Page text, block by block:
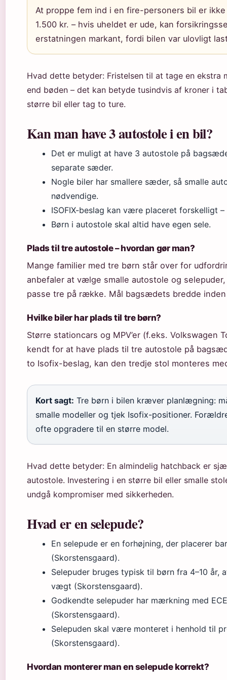
At proppe fem ind i en fire-personers bil er
1.500 kr. – hvis uheldet er ude, kan
erstatningen markant, fordi bilen var ulovligt
Hvad dette betyder: Fristelsen til at tage en ekstra
end bøden – det kan betyde tusindvis af kroner i
større bil eller tag to ture.
Kan man have 3 autostole i en bil?
Det er muligt at have 3 autostole på
separate sæder.
Nogle biler har smallere sæder, så smalle
nødvendige.
ISOFIX-beslag kan være placeret forskelligt
Børn i autostole skal altid have egen sele.
Plads til tre autostole – hvordan gør man?
Mange familier med tre børn står over for
anbefaler at vælge smalle autostole og
passe tre på række. Mål bagsædets bredde
Hvilke biler har plads til tre børn?
Større stationcars og MPV’er (f.eks. Volkswagen
kendt for at have plads til tre autostole på
to Isofix-beslag, kan den tredje stol monteres
Kort sagt: Tre børn i bilen kræver planlægning:
smalle modeller og tjek Isofix-positioner.
ofte opgradere til en større model.
Hvad dette betyder: En almindelig hatchback er
autostole. Investering i en større bil eller smalle
undgå kompromiser med sikkerheden.
Hvad er en selepude?
En selepude er en forhøjning, der placerer
(Skorstensgaard).
Selepuder bruges typisk til børn fra 4–10 år,
vægt (Skorstensgaard).
Godkendte selepuder har mærkning med
(Skorstensgaard).
Selepuden skal være monteret i henhold til
(Skorstensgaard).
Hvordan monterer man en selepude korrekt?